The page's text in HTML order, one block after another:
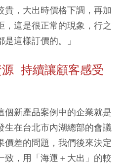
貴，大出時價格下調，再加
，這是很正常的現象，行之
這樣訂價的。」
持續讓顧客感受
個新產品案例中的企業就是
生在台北市內湖總部的會議
價差的問題，我們後來決定
致，用「海運＋大出」的較